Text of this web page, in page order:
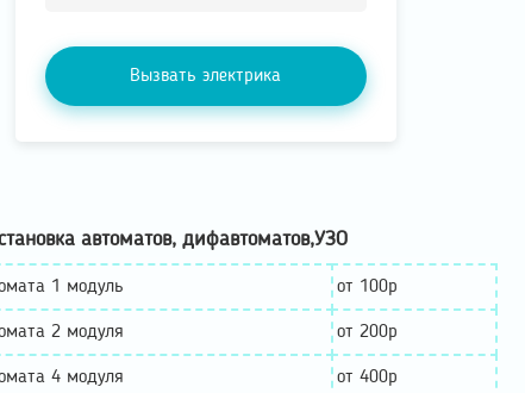
Вызвать электрика
автоматов, дифавтоматов,УЗО
1 модуль от 100р
2 модуля от 200р
4 модуля от 400р